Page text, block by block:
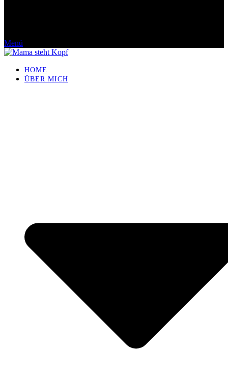
Menü
HOME
ÜBER MICH